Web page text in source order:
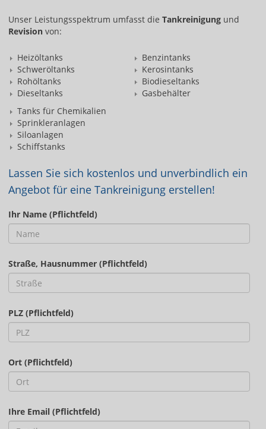
Unser Leistungsspektrum umfasst die Tankreinigung und
Revision von:
Heizöltanks
Schweröltanks
Rohöltanks
Dieseltanks
Benzintanks
Kerosintanks
Biodieseltanks
Gasbehälter
Tanks für Chemikalien
Sprinkleranlagen
Siloanlagen
Schiffstanks
Lassen Sie sich kostenlos und unverbindlich ein
Angebot für eine Tankreinigung erstellen!
Ihr Name (Pflichtfeld)
Straße, Hausnummer (Pflichtfeld)
PLZ (Pflichtfeld)
Ort (Pflichtfeld)
Ihre Email (Pflichtfeld)